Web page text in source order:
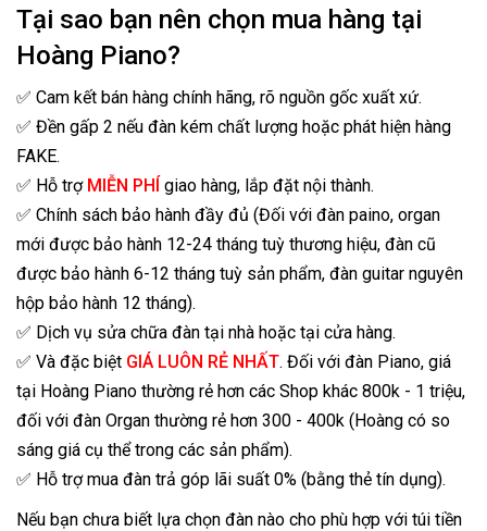
Tại sao bạn nên chọn mua hàng tại
Hoàng Piano?
✅ Cam kết bán hàng chính hãng, rõ nguồn gốc xuất xứ.
✅ Đền gấp 2 nếu đàn kém chất lượng hoặc phát hiện hàng
FAKE.
✅ Hỗ trợ MIỄN PHÍ giao hàng, lắp đặt nội thành.
✅ Chính sách bảo hành đầy đủ (Đối với đàn paino, organ
mới được bảo hành 12-24 tháng tuỳ thương hiệu, đàn cũ
được bảo hành 6-12 tháng tuỳ sản phẩm, đàn guitar nguyên
hộp bảo hành 12 tháng).
✅ Dịch vụ sửa chữa đàn tại nhà hoặc tại cửa hàng.
✅ Và đặc biệt GIÁ LUÔN RẺ NHẤT. Đối với đàn Piano, giá
tại Hoàng Piano thường rẻ hơn các Shop khác 800k - 1 triệu,
đối với đàn Organ thường rẻ hơn 300 - 400k (Hoàng có so
sáng giá cụ thể trong các sản phẩm).
✅ Hỗ trợ mua đàn trả góp lãi suất 0% (bằng thẻ tín dụng).
Nếu bạn chưa biết lựa chọn đàn nào cho phù hợp với túi tiền